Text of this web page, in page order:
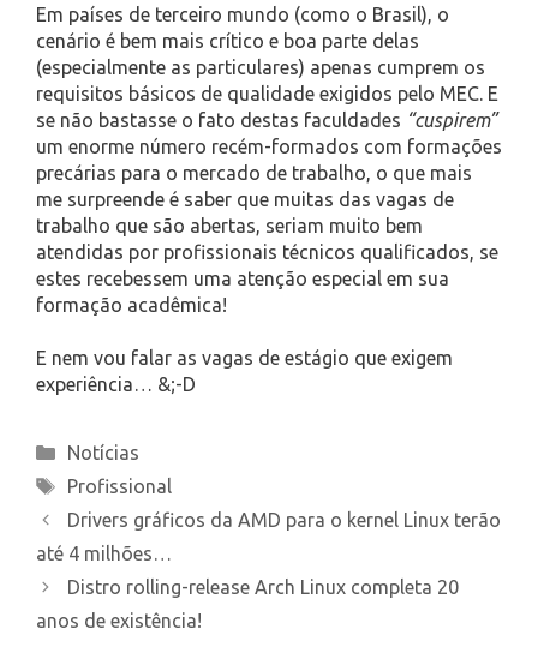
Em países de terceiro mundo (como o Brasil), o
cenário é bem mais crítico e boa parte delas
(especialmente as particulares) apenas cumprem os
requisitos básicos de qualidade exigidos pelo MEC. E
se não bastasse o fato destas faculdades “cuspirem”
um enorme número recém-formados com formações
precárias para o mercado de trabalho, o que mais
me surpreende é saber que muitas das vagas de
trabalho que são abertas, seriam muito bem
atendidas por profissionais técnicos qualificados, se
estes recebessem uma atenção especial em sua
formação acadêmica!
E nem vou falar as vagas de estágio que exigem
experiência… &;-D
Categories
Notícias
Tags
Profissional
Drivers gráficos da AMD para o kernel Linux terão
até 4 milhões…
Distro rolling-release Arch Linux completa 20
anos de existência!